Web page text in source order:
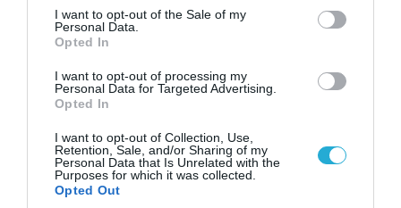
consent section.
I want to opt-out of the Sale of my
Personal Data.
Opted In
I want to opt-out of processing my
Personal Data for Targeted Advertising.
Opted In
I want to opt-out of Collection, Use,
Retention, Sale, and/or Sharing of my
Personal Data that Is Unrelated with the
Purposes for which it was collected.
Opted Out